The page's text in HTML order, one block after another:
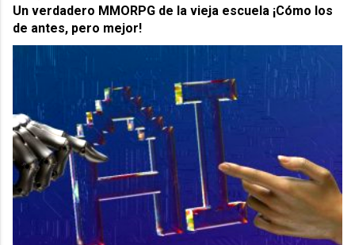
Un verdadero MMORPG de la vieja escuela ¡Cómo los
de antes, pero mejor!